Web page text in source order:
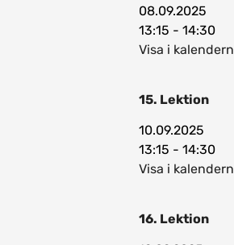
08.09.2025
13:15 - 14:30
Visa i kalendern
15. Lektion
10.09.2025
13:15 - 14:30
Visa i kalendern
16. Lektion